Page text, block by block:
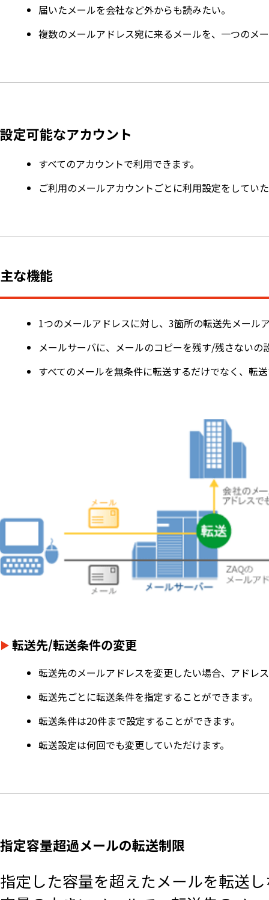
届いたメールを会社など外からも読みたい。
複数のメールアドレス宛に来るメールを、一つのメ
設定可能なアカウント
すべてのアカウントで利用できます。
ご利用のメールアカウントごとに利用設定をしてい
主な機能
1つのメールアドレスに対し、3箇所の転送先メール
メールサーバに、メールのコピーを残す/残さないの
すべてのメールを無条件に転送するだけでなく、転
転送先/転送条件の変更
転送先のメールアドレスを変更したい場合、アドレ
転送先ごとに転送条件を指定することができます。
転送条件は20件まで設定することができます。
転送設定は何回でも変更していただけます。
指定容量超過メールの転送制限
指定した容量を超えたメールを転送